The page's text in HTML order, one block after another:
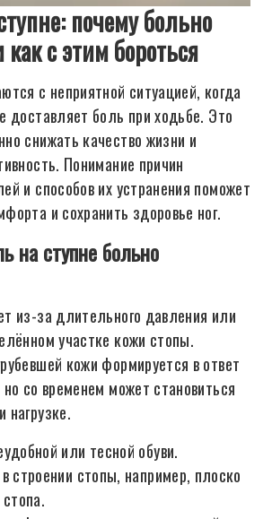
почему больно
как с этим бороться
с неприятной ситуацией, когда
доставляет боль при ходьбе. Это
снижать качество жизни и
Понимание причин
и способов их устранения поможет
и сохранить здоровье ног.
на ступне больно
из-за длительного давления или
участке кожи стопы.
кожи формируется в ответ
со временем может становиться
нагрузке.
или тесной обуви.
строении стопы, например, плоско